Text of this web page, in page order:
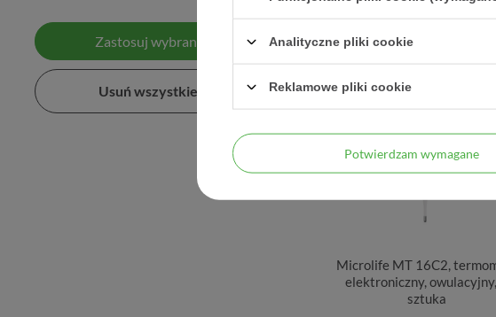
Zastosuj wybrane filtry
Usuń wszystkie filtry
Microlife MT 16C2,
elektroniczny,
sztuka
Analityczne pliki cookie
Reklamowe pliki cookie
Potwierdzam wymagane